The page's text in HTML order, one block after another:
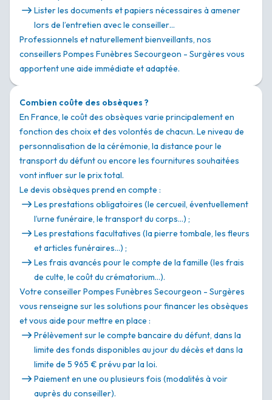
Lister les documents et papiers nécessaires à amener
lors de l’entretien avec le conseiller…
Professionnels et naturellement bienveillants, nos
conseillers Pompes Funèbres Secourgeon - Surgères vous
apportent une aide immédiate et adaptée.
Combien coûte des obsèques ?
En France, le coût des obsèques varie principalement en
fonction des choix et des volontés de chacun. Le niveau de
personnalisation de la cérémonie, la distance pour le
transport du défunt ou encore les fournitures souhaitées
vont influer sur le prix total.
Le devis obsèques prend en compte :
Les prestations obligatoires (le cercueil, éventuellement
l’urne funéraire, le transport du corps…) ;
Les prestations facultatives (la pierre tombale, les fleurs
et articles funéraires…) ;
Les frais avancés pour le compte de la famille (les frais
de culte, le coût du crématorium…).
Votre conseiller Pompes Funèbres Secourgeon - Surgères
vous renseigne sur les solutions pour financer les obsèques
et vous aide pour mettre en place :
Prélèvement sur le compte bancaire du défunt, dans la
limite des fonds disponibles au jour du décès et dans la
limite de 5 965 € prévu par la loi.
Paiement en une ou plusieurs fois (modalités à voir
auprès du conseiller).